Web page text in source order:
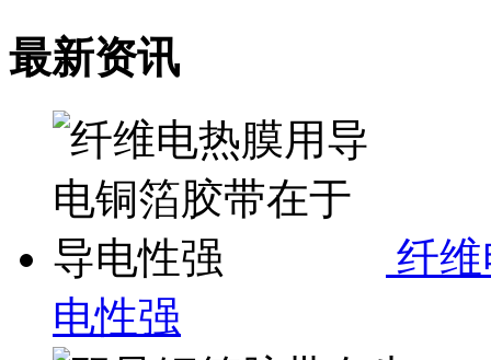
最新资讯
纤
电性强